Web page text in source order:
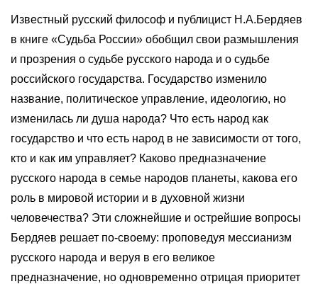
Известный русский философ и публицист Н.А.Бердяев
в книге «Судьба России» обобщил свои размышления
и прозрения о судьбе русского народа и о судьбе
российского государства. Государство изменило
название, политическое управление, идеологию, но
изменилась ли душа народа? Что есть народ как
государство и что есть народ в не зависимости от того,
кто и как им управляет? Каково предназначение
русского народа в семье народов планеты, какова его
роль в мировой истории и в духовной жизни
человечества? Эти сложнейшие и острейшие вопросы
Бердяев решает по-своему: проповедуя мессианизм
русского народа и веруя в его великое
предназначение, но одновременно отрицая приоритет